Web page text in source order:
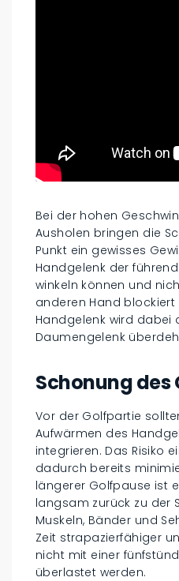
Bei der hohen
Ausholen bringen die
Punkt ein gewisses
Handgelenk der
winkeln können und
anderen Hand blockiert
Handgelenk wird dabei
Daumengelenk
Schonung des
Vor der Golfpartie
Aufwärmen des
integrieren. Das Risiko
dadurch bereits
längerer Golfpause ist
langsam zurück zu der
Muskeln, Bänder und
Zeit strapazierfähiger
nicht mit einer
überlastet werden.